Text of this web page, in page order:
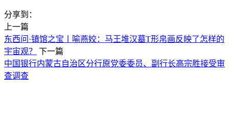
分享到：
上一篇
东西问·镇馆之宝丨喻燕姣：马王堆汉墓T形帛画反映了怎样的
宇宙观？
下一篇
中国银行内蒙古自治区分行原党委委员、副行长高宗胜接受审
查调查